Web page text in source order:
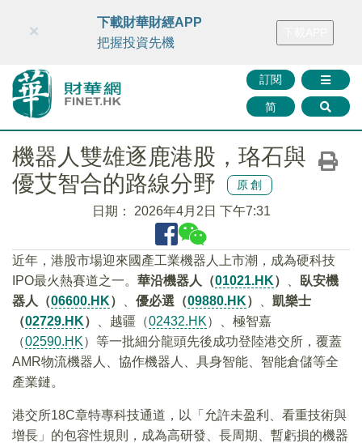
財華智庫網 FINTV FINMETA 財華證券 媒體矩陣
訂閱
简
×
下載財華財經APP
把握投資先機
機器人雙雄逐鹿港股，珞石與
優艾智合的路線分野
原創
日期： 2026年4月2日 下午7:31
近年，港股市場迎來國產工業機器人上市潮，成為硬科技
IPO最火熱賽道之一。 華沿機器人（01021.HK）
臥安機
器人（06600.HK） 優必選（09880.HK）
凱樂士
（02729.HK） 、越疆（02432.HK）、極智嘉
（02590.HK）等一批細分龍頭先後成功登陸港交所，覆蓋
AMR物流機器人、協作機器人、具身智能、智能倉儲等全
產業鏈。
港交所18C章特專科技通道，以「允許未盈利、看重技術與
增長」的包容性規則，成為高研發、長周期、暫虧損的機器